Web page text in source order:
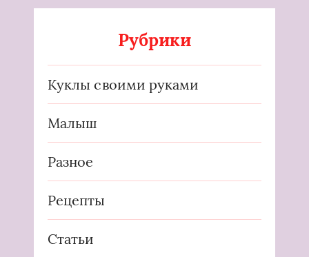
Рубрики
Куклы своими руками
Малыш
Разное
Рецепты
Статьи